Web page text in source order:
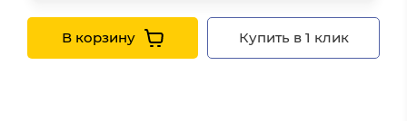
В корзину Купить в 1 клик